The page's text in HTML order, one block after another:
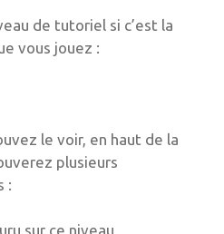
de tutoriel si c’est la
vous jouez :
le voir, en haut de la
plusieurs
:
sur ce niveau